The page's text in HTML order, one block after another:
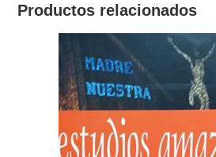
Productos relacionados